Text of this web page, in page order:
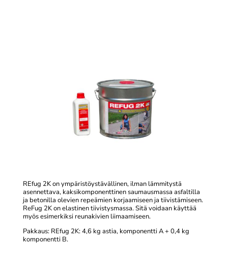
REfug 2K on ympäristöystävällinen, ilman lämmitystä
asennettava, kaksikomponenttinen saumausmassa asfaltilla
ja betonilla olevien repeämien korjaamiseen ja tiivistämiseen.
ReFug 2K on elastinen tiivistysmassa. Sitä voidaan käyttää
myös esimerkiksi reunakivien liimaamiseen.
Pakkaus: REfug 2K: 4,6 kg astia, komponentti A + 0,4 kg
komponentti B.